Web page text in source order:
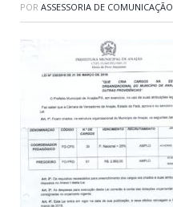
POR ASSESSORIA DE COMUNICAÇÃO